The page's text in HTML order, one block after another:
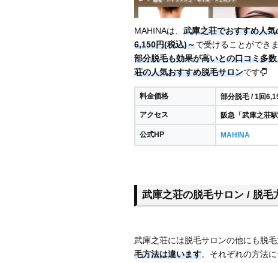
MAHINAは、 武庫之荘でおすすめ人気
6,150円(税込)～で受けることができ
部分脱毛も効果が高いとの口コミ多数
荘の人気おすすめ脱毛サロンです
料金価格 部分脱毛 / 1回
アクセス 阪急「武庫之荘
公式HP MAHINA
武庫之荘の脱毛サロン / 脱毛
武庫之荘には脱毛サロンの他にも脱
毛方法は違います。それぞれの方法